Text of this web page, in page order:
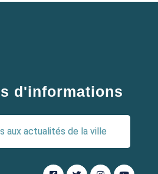
d'informations
aux actualités de la ville